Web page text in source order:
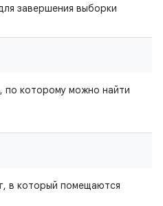
завершения выборки
по которому можно найти
в который помещаются